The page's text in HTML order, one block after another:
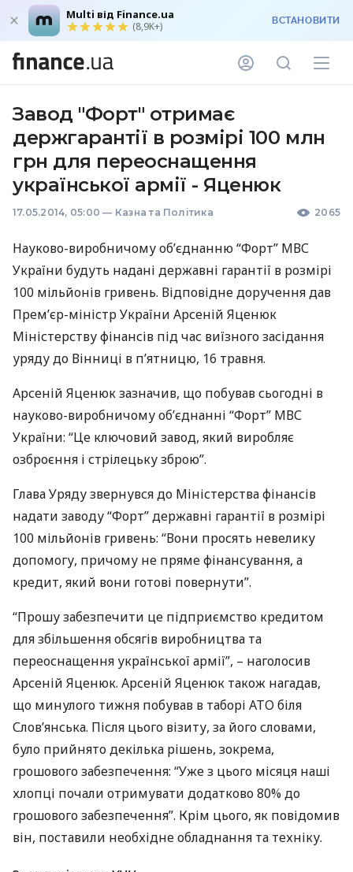
Multi від Finance.ua
(8,9K+) ВСТАНОВИТИ
Завод "Форт" отримає
держгарантії в розмірі 100 млн
грн для переоснащення
української армії - Яценюк
17.05.2014, 05:00 — Казна та Політика 2065
Науково-виробничому об’єднанню “Форт” МВС
України будуть надані державні гарантії в розмірі
100 мільйонів гривень. Відповідне доручення дав
Прем’єр-міністр України Арсеній Яценюк
Міністерству фінансів під час виїзного засідання
уряду до Вінниці в п’ятницю, 16 травня.
Арсеній Яценюк зазначив, що побував сьогодні в
науково-виробничому об’єднанні “Форт” МВС
України: “Це ключовий завод, який виробляє
озброєння і стрілецьку зброю”.
Глава Уряду звернувся до Міністерства фінансів
надати заводу “Форт” державні гарантії в розмірі
100 мільйонів гривень: “Вони просять невелику
допомогу, причому не пряме фінансування, а
кредит, який вони готові повернути”.
“Прошу забезпечити це підприємство кредитом
для збільшення обсягів виробництва та
переоснащення української армії”, – наголосив
Арсеній Яценюк. Арсеній Яценюк також нагадав,
що минулого тижня побував в таборі АТО біля
Слов’янська. Після цього візиту, за його словами,
було прийнято декілька рішень, зокрема,
грошового забезпечення: “Уже з цього місяця наші
хлопці почали отримувати додатково 80% до
грошового забезпечення”. Крім цього, як повідомив
він, поставили необхідне обладнання та техніку.